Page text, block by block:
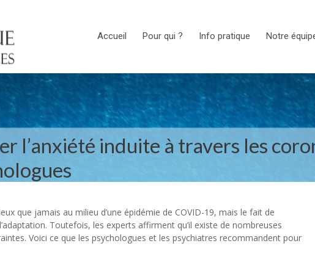
Accueil Pour qui ? Info pratique Notre
l’anxiété induite à travers les
que jamais au milieu d’une épidémie de COVID-19, mais le fait de
Toutefois, les experts affirment qu’il existe de nombreuses
Voici ce que les psychologues et les psychiatres recommandent pour